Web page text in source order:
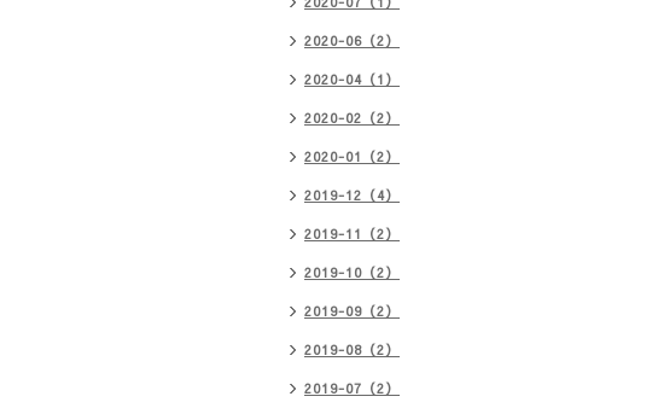
2020-06（2）
2020-04（1）
2020-02（2）
2020-01（2）
2019-12（4）
2019-11（2）
2019-10（2）
2019-09（2）
2019-08（2）
2019-07（2）